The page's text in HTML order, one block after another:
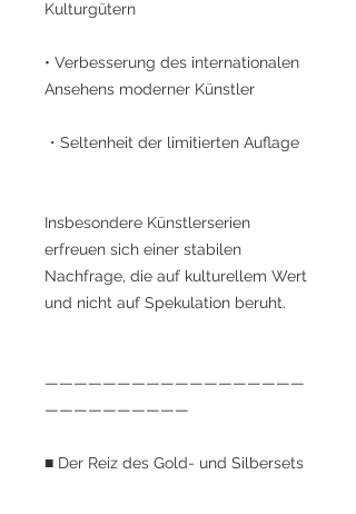
Kulturgütern
• Verbesserung des internationalen
Ansehens moderner Künstler
・Seltenheit der limitierten Auflage
Insbesondere Künstlerserien
erfreuen sich einer stabilen
Nachfrage, die auf kulturellem Wert
und nicht auf Spekulation beruht.
——————————————————
——————————
■ Der Reiz des Gold- und Silbersets